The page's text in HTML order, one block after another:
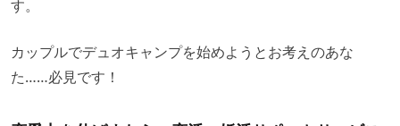
す。
カップルでデュオキャンプを始めようとお考えのあな
た……必見です！